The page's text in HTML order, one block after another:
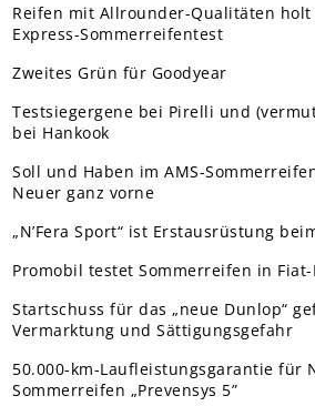
Reifen mit Allrounder-Qualitäten holt
Express-Sommerreifentest
Zweites Grün für Goodyear
Testsiegergene bei Pirelli und
bei Hankook
Soll und Haben im AMS-
Neuer ganz vorne
„N’Fera Sport“ ist Erstausrüstung
Promobil testet Sommerreifen in
Startschuss für das „neue Dunlop“
Vermarktung und Sättigungsgefahr
50.000-km-Laufleistungsgarantie für
Sommerreifen „Prevensys 5”